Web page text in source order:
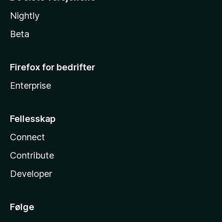
Nightly
Beta
Firefox for bedrifter
Enterprise
Fellesskap
Connect
Contribute
Developer
Følge